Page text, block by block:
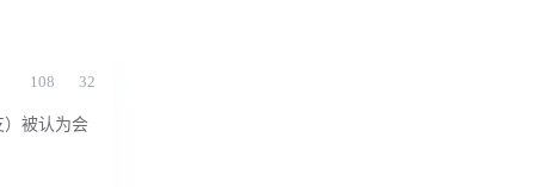
108 32
）被认为会